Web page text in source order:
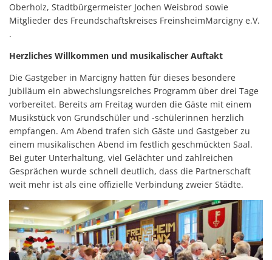
Oberholz, Stadtbürgermeister Jochen Weisbrod sowie
Mitglieder des Freundschaftskreises FreinsheimMarcigny e.V.
.
Herzliches Willkommen und musikalischer Auftakt
Die Gastgeber in Marcigny hatten für dieses besondere
Jubiläum ein abwechslungsreiches Programm über drei Tage
vorbereitet. Bereits am Freitag wurden die Gäste mit einem
Musikstück von Grundschüler und -schülerinnen herzlich
empfangen. Am Abend trafen sich Gäste und Gastgeber zu
einem musikalischen Abend im festlich geschmückten Saal.
Bei guter Unterhaltung, viel Gelächter und zahlreichen
Gesprächen wurde schnell deutlich, dass die Partnerschaft
weit mehr ist als eine offizielle Verbindung zweier Städte.